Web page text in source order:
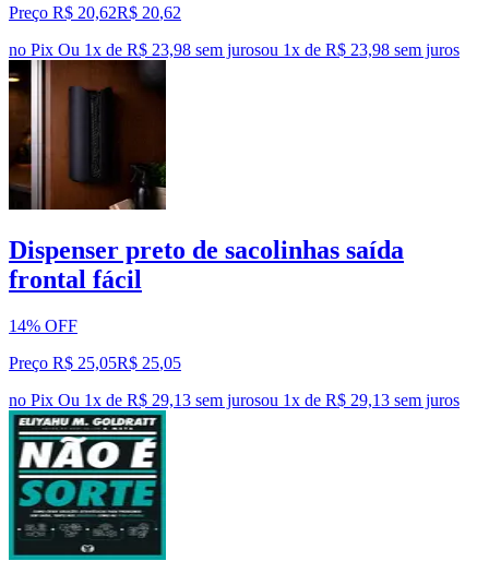
Preço R$ 20,62R$ 20,62
no Pix Ou 1x de R$ 23,98 sem jurosou 1x de R$ 23,98 sem juros
Dispenser preto de sacolinhas saída
frontal fácil
14% OFF
Preço R$ 25,05R$ 25,05
no Pix Ou 1x de R$ 29,13 sem jurosou 1x de R$ 29,13 sem juros